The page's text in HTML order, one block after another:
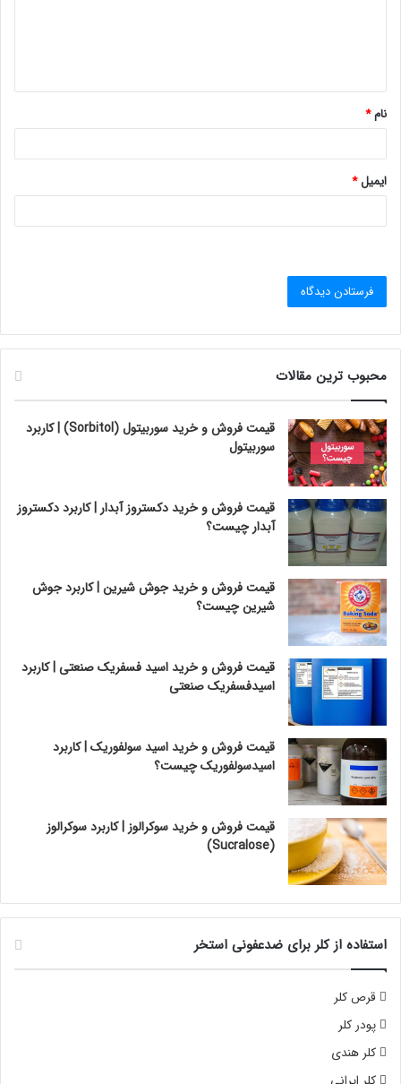
*
نام*
ایمیل*
محبوب ترین مقالات
قیمت فروش و خرید سوربیتول (Sorbitol) | کاربرد
سوربیتول
قیمت فروش و خرید دکستروز آبدار | کاربرد دکستروز
آبدار چیست؟
قیمت فروش و خرید جوش شیرین | کاربرد جوش
شیرین چیست؟
قیمت فروش و خرید اسید فسفریک صنعتی | کاربرد
اسیدفسفریک صنعتی
قیمت فروش و خرید اسید سولفوریک | کاربرد
اسیدسولفوریک چیست؟
قیمت فروش و خرید سوکرالوز | کاربرد سوکرالوز
(Sucralose)
استفاده از کلر برای ضدعفونی استخر
قرص کلر
پودر کلر
کلر هندی